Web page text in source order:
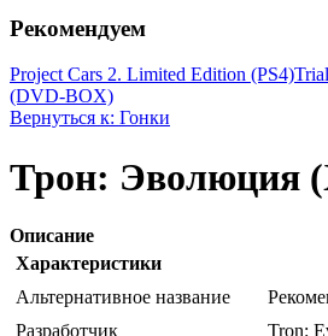
Рекомендуем
Project Cars 2. Limited Edition (PS4)
(DVD-BOX)
Вернуться к: Гонки
Трон: Эволюция
Описание
Характеристики
Альтернативное название
Разработчик
Tron: